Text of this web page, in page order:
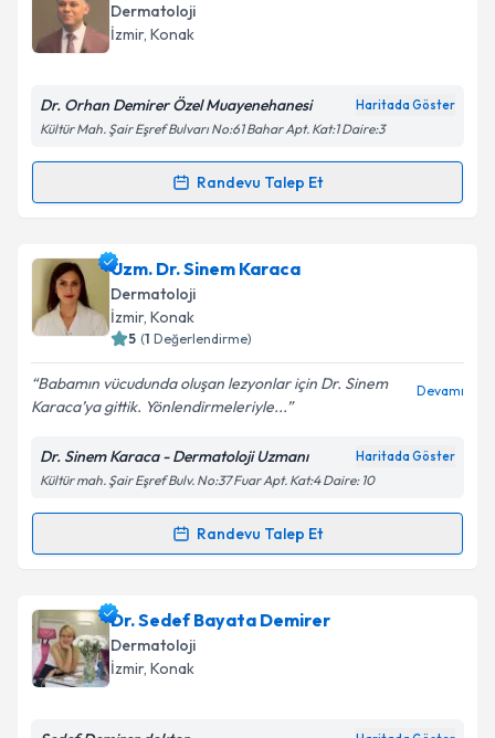
Dermatoloji
İzmir, Konak
Dr. Orhan Demirer Özel Muayenehanesi Haritada Göster
Kültür Mah. Şair Eşref Bulvarı No:61 Bahar Apt. Kat:1 Daire:3
Randevu Talep Et
Randevu Takvimi Talebi
Uzm. Dr. Orhan Demireriçin randevu takvimi talebi
oluşturun. Size bu uzmandan randevu almanız için bir
takvim hazırlandığında e-posta ile bilgilendireceğiz.
Kişisel verilerimin işlenmesine ilişkin
Aydınlatma
Metni'ni okudum ve kişisel verilerimin belirtilen
kapsamda işlenmesini kabul ediyorum.
Uzm. Dr. Sinem Karaca
Dermatoloji
İzmir, Konak
5 (1 Değerlendirme)
Babamın vücudunda oluşan lezyonlar için Dr. Sinem
Karaca’ya gittik. Yönlendirmeleriyle...
Devamı
Dr. Sinem Karaca - Dermatoloji Uzmanı Haritada Göster
Kültür mah. Şair Eşref Bulv. No:37 Fuar Apt. Kat:4 Daire: 10
Randevu Talep Et
Randevu Takvimi Talebi
Uzm. Dr. Sinem Karacaiçin randevu takvimi talebi
oluşturun. Size bu uzmandan randevu almanız için bir
takvim hazırlandığında e-posta ile bilgilendireceğiz.
Dr. Sedef Bayata Demirer
Dermatoloji
İzmir, Konak